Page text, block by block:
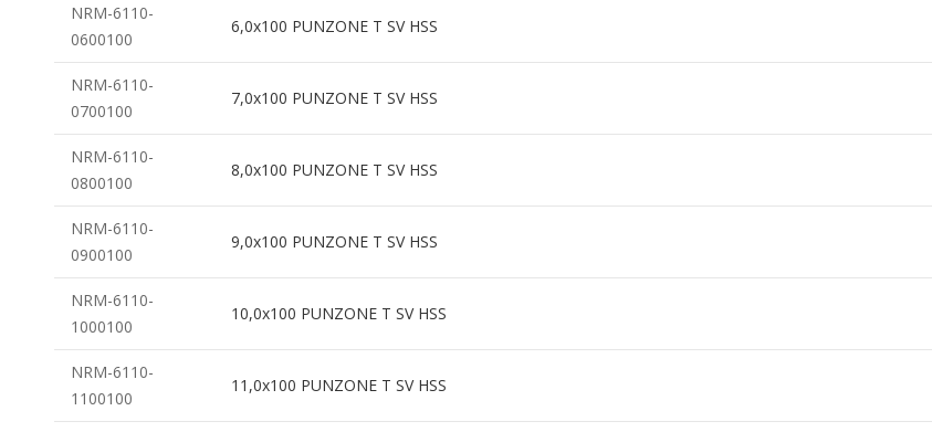
NRM-6110-
0600100
6,0x100 PUNZONE T SV HSS
NRM-6110-
0700100
7,0x100 PUNZONE T SV HSS
NRM-6110-
0800100
8,0x100 PUNZONE T SV HSS
NRM-6110-
0900100
9,0x100 PUNZONE T SV HSS
NRM-6110-
1000100
10,0x100 PUNZONE T SV HSS
NRM-6110-
1100100
11,0x100 PUNZONE T SV HSS